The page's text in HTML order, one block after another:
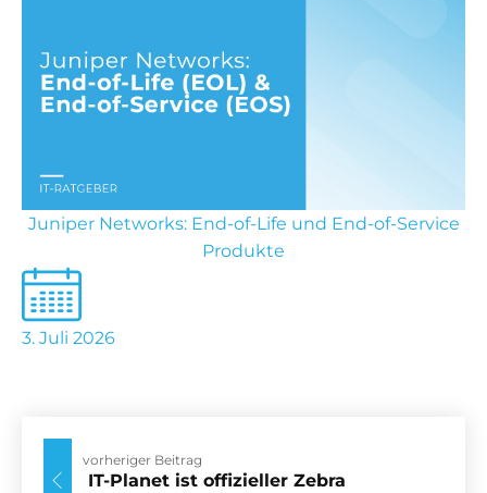
Juniper Networks: End-of-Life und End-of-Service
Produkte
3. Juli 2026
vorheriger Beitrag
IT-Planet ist offizieller Zebra